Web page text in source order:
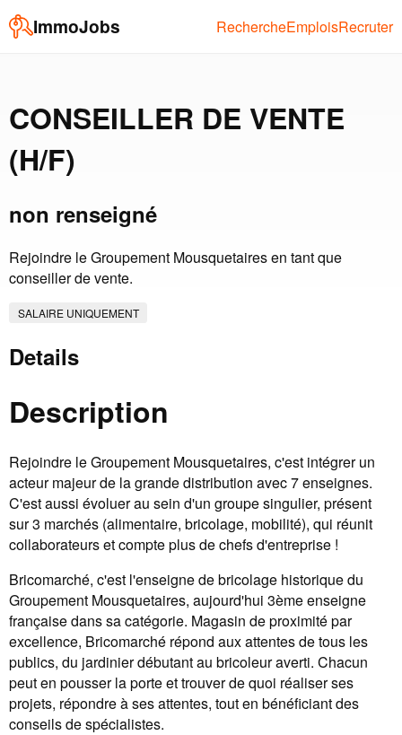
ImmoJobs RechercheEmploisRecruter
CONSEILLER DE VENTE
(H/F)
non renseigné
Rejoindre le Groupement Mousquetaires en tant que
conseiller de vente.
SALAIRE UNIQUEMENT
Details
Description
Rejoindre le Groupement Mousquetaires, c'est intégrer un
acteur majeur de la grande distribution avec 7 enseignes.
C'est aussi évoluer au sein d'un groupe singulier, présent
sur 3 marchés (alimentaire, bricolage, mobilité), qui réunit
collaborateurs et compte plus de chefs d'entreprise !
Bricomarché, c'est l'enseigne de bricolage historique du
Groupement Mousquetaires, aujourd'hui 3ème enseigne
française dans sa catégorie. Magasin de proximité par
excellence, Bricomarché répond aux attentes de tous les
publics, du jardinier débutant au bricoleur averti. Chacun
peut en pousser la porte et trouver de quoi réaliser ses
projets, répondre à ses attentes, tout en bénéficiant des
conseils de spécialistes.